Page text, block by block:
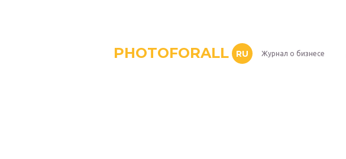
PHOTOFORALL RU Журнал о бизнесе